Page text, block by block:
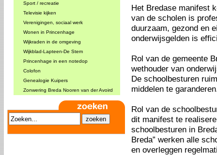
Sport / recreatie
Televisie kijken
Verenigingen, sociaal werk
Wonen in Princenhage
Wijkraden in de omgeving
Wijkblad-Lapteen-De Stem
Princenhage in een notedop
Colofon
Genealogie Kuipers
Zonwering Breda Nooren van der Avoird
Het Bredase manifest
van de scholen is
duurzaam, gezond en
onderwijsgelden is
Rol van de gemeente
wethouder van
De schoolbesturen
middelen te
Rol van de
dit manifest te
schoolbesturen in
Breda” werken alle
en overleggen